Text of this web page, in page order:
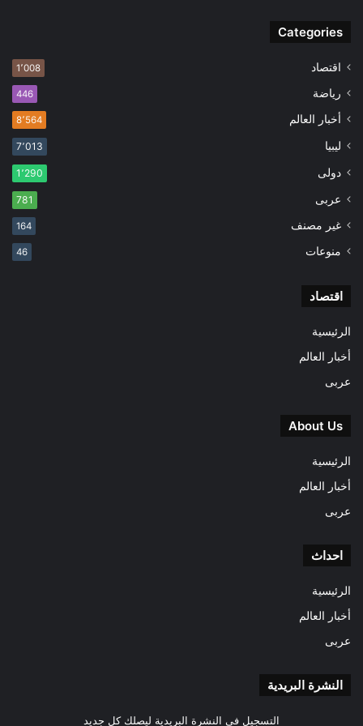
Categories
اقتصاد 1٬008
رياضة 446
أخبار العالم 8٬564
ليبيا 7٬013
دولى 1٬290
عربى 781
غير مصنف 164
منوعات 46
اقتصاد
الرئيسية
أخبار العالم
عربى
About Us
الرئيسية
أخبار العالم
عربى
احداث
الرئيسية
أخبار العالم
عربى
النشرة البريدية
التسجيل فى النشرة البريدية ليصلك كل جديد